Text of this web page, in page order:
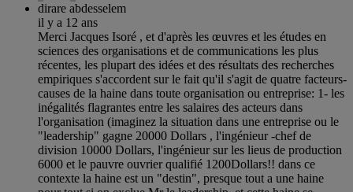
dirare abdesselem
il y a 12 ans
Merci Jacques Isoré , et d'après les œuvres et les études en
sciences des organisations et de communications les plus
récentes, les plupart des idées et des résultats des recherches
empiriques s'accordent sur le fait qu'il s'agit de quatre facteurs-
causes de la haine dans toute organisation ou entreprise: 1- les
inégalités flagrantes entre les salaires des acteurs dans
l'organisation (imaginez la situation dans une entreprise ou le
"leadership" gagne 20000 Dollars , l'ingénieur -chef de
division 10000 Dollars, l'ingénieur sur les lieus de production
6000 et le pauvre ouvrier qualifié 1200Dollars!! dans ce
contexte la haine est un "destin", presque tout a une haine